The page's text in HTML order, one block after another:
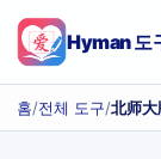
Hyman 도
홈/전체 도구/北师大